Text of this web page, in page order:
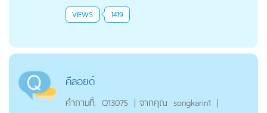
VIEWS 1419
คีลอยด์
คำถามที่: Q13075 | จากคุณ songkarin1 |